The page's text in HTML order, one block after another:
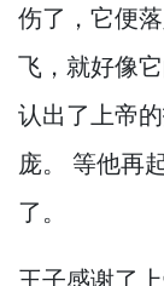
伤了， 它便
飞， 就好像
认出了上帝的
庞。
等他再
了。
王子感谢了